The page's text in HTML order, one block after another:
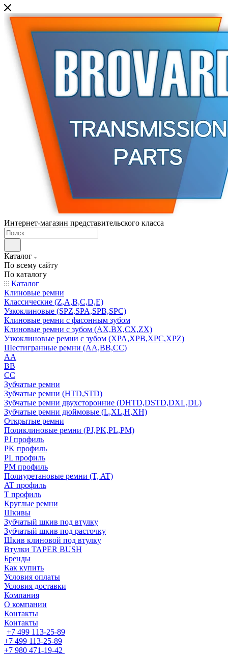
Интернет-магазин представительского класса
Каталог
По всему сайту
По каталогу
Каталог
Клиновые ремни
Классические (Z,A,B,C,D,E)
Узкоклиновые (SPZ,SPA,SPB,SPC)
Клиновые ремни с фасонным зубом
Клиновые ремни с зубом (AX,BX,CX,ZX)
Узкоклиновые ремни с зубом (XPA,XPB,XPC,XPZ)
Шестигранные ремни (AA,BB,CC)
AA
BB
CC
Зубчатые ремни
Зубчатые ремни (HTD,STD)
Зубчатые ремни двухсторонние (DHTD,DSTD,DXL,DL)
Зубчатые ремни дюймовые (L,XL,H,XH)
Открытые ремни
Поликлиновые ремни (PJ,PK,PL,PM)
PJ профиль
PK профиль
PL профиль
PM профиль
Полиуретановые ремни (T, AT)
AT профиль
T профиль
Круглые ремни
Шкивы
Зубчатый шкив под втулку
Зубчатый шкив под расточку
Шкив клиновой под втулку
Втулки TAPER BUSH
Бренды
Как купить
Условия оплаты
Условия доставки
Компания
О компании
Контакты
Контакты
+7 499 113-25-89
+7 499 113-25-89
+7 980 471-19-42